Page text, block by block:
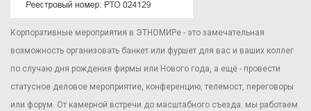
Корпоративные мероприятия в ЭТНОМИРе - это замечательная
возможность организовать банкет или фуршет для вас и ваших коллег
по случаю дня рождения фирмы или Нового года, а ещё - провести
статусное деловое мероприятие, конференцию, телемост, переговоры
или форум. От камерной встречи до масштабного съезда: мы работаем